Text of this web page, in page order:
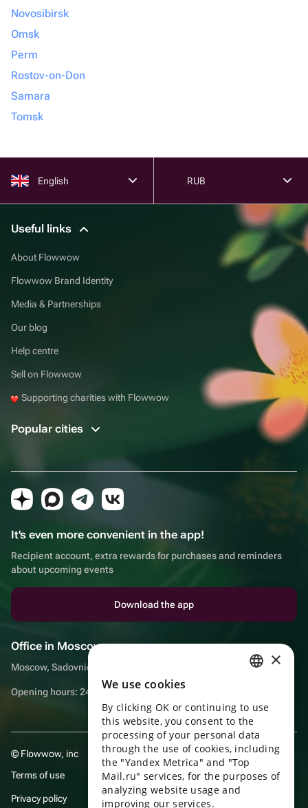
Novosibirsk
Omsk
Perm
Rostov-on-Don
Samara
Tomsk
English RUB
Useful links
About Flowwow
Flowwow Brand Identity
Media & Partnerships
Our blog
Help centre
Sell on Flowwow
Supporting charities with Flowwow
Popular cities
It's even more convenient in the app!
Recipient account, extra rewards for purchases and reminders
about upcoming events
Download the app
Office in Moscow
Moscow, Sadovnicheskaya embankment, 9, room 2/3
Opening hours: 24/7
© Flowwow, inc
Terms of use
Privacy policy
ENGLISH
UKRAINIAN
PORTUGUESE
SPANISH
×
We use cookies
By clicking OK or continuing to use
this website, you consent to the
processing of your personal data
through the use of cookies, including
the "Yandex Metrica" and "Top
Mail.ru" services, for the purposes of
analyzing website usage and
improving our services.